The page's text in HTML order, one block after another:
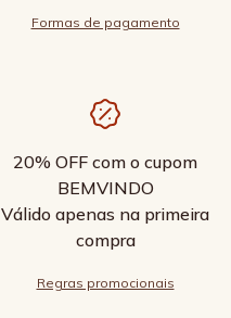
Formas de pagamento
20% OFF com o cupom
BEMVINDO
Válido apenas na primeira
compra
Regras promocionais